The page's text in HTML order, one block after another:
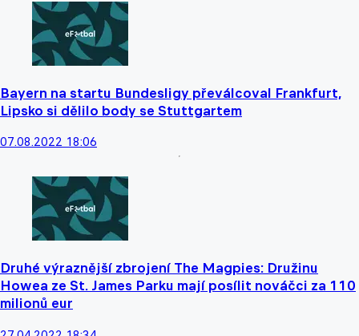
Bayern na startu Bundesligy převálcoval Frankfurt,
Lipsko si dělilo body se Stuttgartem
07.08.2022 18:06
Druhé výraznější zbrojení The Magpies: Družinu
Howea ze St. James Parku mají posílit nováčci za 110
milionů eur